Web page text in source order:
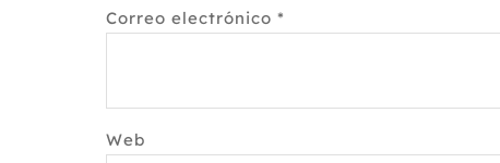
Correo electrónico *
Web